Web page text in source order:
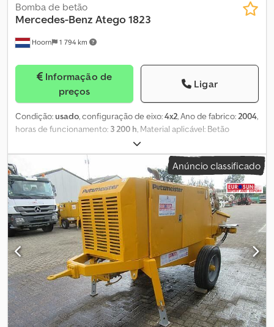
Hoorn 1 794 km
Bomba de betão
Mercedes-Benz Atego 1823
Informação de
preços
Ligar
Condição:usado, configuração de eixo:4x2, Ano de fabrico:2004,
horas de funcionamento: 3 200 h, Material aplicável: Betão
Anúncio classificado